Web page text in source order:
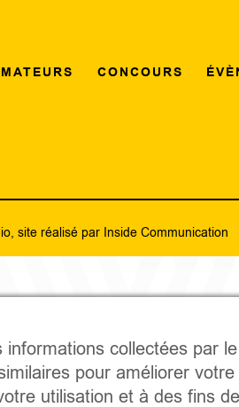
CONCOURS
site réalisé par Inside Communication
collectées par le
pour améliorer votre
utilisation et à des fins de